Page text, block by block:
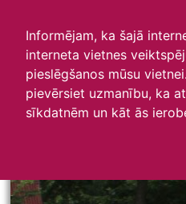
Informējam, ka šajā
interneta vietnes
pieslēgšanos mūsu
pievērsiet uzmanību, ka
sīkdatnēm un kāt ās